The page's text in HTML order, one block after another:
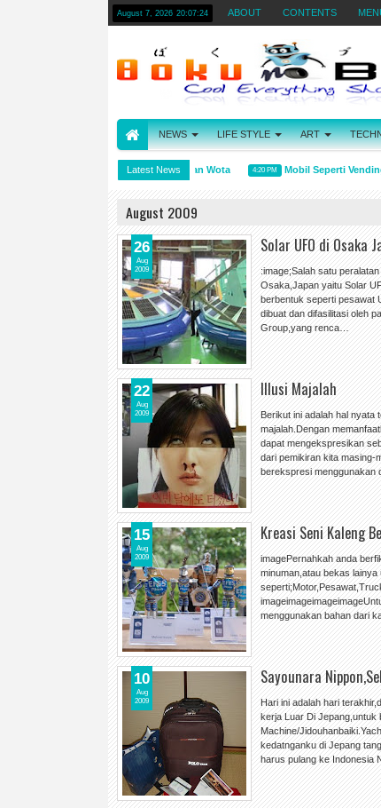
August 7, 2026 20:07:24 ABOUT CONTENTS
NEWS LIFE STYLE ART
Latest News
Arti kata Wibu, Otaku, dan Wota 4:20 PM Mobil Seperti
August 2009
Solar UFO di Osaka
:image;Salah satu
Osaka,Japan yaitu Solar
berbentuk seperti pesawat
dibuat dan difasilitasi oleh
Group,yang renca…
26
Aug
2009
Illusi Majalah
Berikut ini adalah hal nyata
majalah.Dengan
dapat mengekspresikan
dari pemikiran kita masing-
berekspresi
22
Aug
2009
Kreasi Seni Kaleng
imagePernahkah anda
minuman,atau bekas
menggunakan bahan dari
15
Aug
2009
Sayounara
Hari ini adalah hari
kerja Luar Di Jepang,untuk
Machine/
kedatnganku di Jepang
harus pulang ke Indonesia
10
Aug
2009